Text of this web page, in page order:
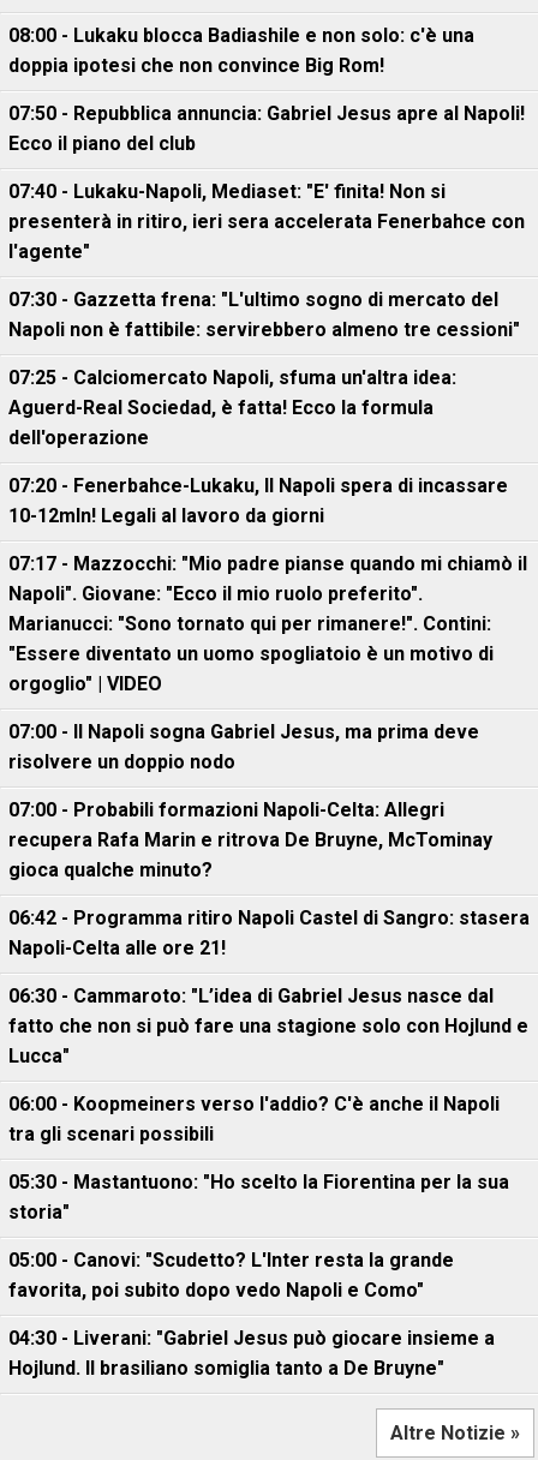
08:00 - Lukaku blocca Badiashile e non solo: c'è una
doppia ipotesi che non convince Big Rom!
07:50 - Repubblica annuncia: Gabriel Jesus apre al Napoli!
Ecco il piano del club
07:40 - Lukaku-Napoli, Mediaset: "E' finita! Non si
presenterà in ritiro, ieri sera accelerata Fenerbahce con
l'agente"
07:30 - Gazzetta frena: "L'ultimo sogno di mercato del
Napoli non è fattibile: servirebbero almeno tre cessioni"
07:25 - Calciomercato Napoli, sfuma un'altra idea:
Aguerd-Real Sociedad, è fatta! Ecco la formula
dell'operazione
07:20 - Fenerbahce-Lukaku, ll Napoli spera di incassare
10-12mln! Legali al lavoro da giorni
07:17 - Mazzocchi: "Mio padre pianse quando mi chiamò il
Napoli". Giovane: "Ecco il mio ruolo preferito".
Marianucci: "Sono tornato qui per rimanere!". Contini:
"Essere diventato un uomo spogliatoio è un motivo di
orgoglio" | VIDEO
07:00 - Il Napoli sogna Gabriel Jesus, ma prima deve
risolvere un doppio nodo
07:00 - Probabili formazioni Napoli-Celta: Allegri
recupera Rafa Marin e ritrova De Bruyne, McTominay
gioca qualche minuto?
06:42 - Programma ritiro Napoli Castel di Sangro: stasera
Napoli-Celta alle ore 21!
06:30 - Cammaroto: "L’idea di Gabriel Jesus nasce dal
fatto che non si può fare una stagione solo con Hojlund e
Lucca"
06:00 - Koopmeiners verso l'addio? C'è anche il Napoli
tra gli scenari possibili
05:30 - Mastantuono: "Ho scelto la Fiorentina per la sua
storia"
05:00 - Canovi: "Scudetto? L'Inter resta la grande
favorita, poi subito dopo vedo Napoli e Como"
04:30 - Liverani: "Gabriel Jesus può giocare insieme a
Hojlund. Il brasiliano somiglia tanto a De Bruyne"
Altre Notizie »